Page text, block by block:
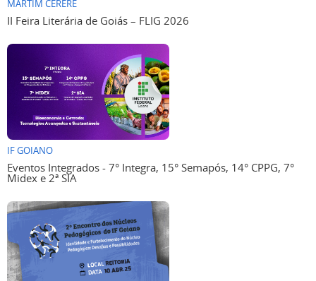
MARTIM CERERÊ
II Feira Literária de Goiás – FLIG 2026
IF GOIANO
Eventos Integrados - 7° Integra, 15° Semapós, 14° CPPG, 7°
Midex e 2ª SIA